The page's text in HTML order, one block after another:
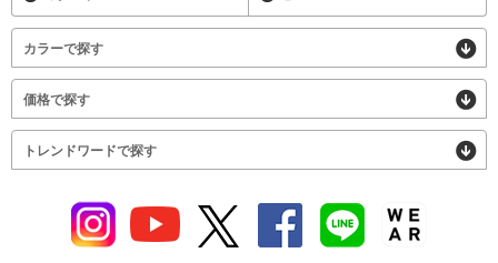
カラーで探す
価格で探す
トレンドワードで探す